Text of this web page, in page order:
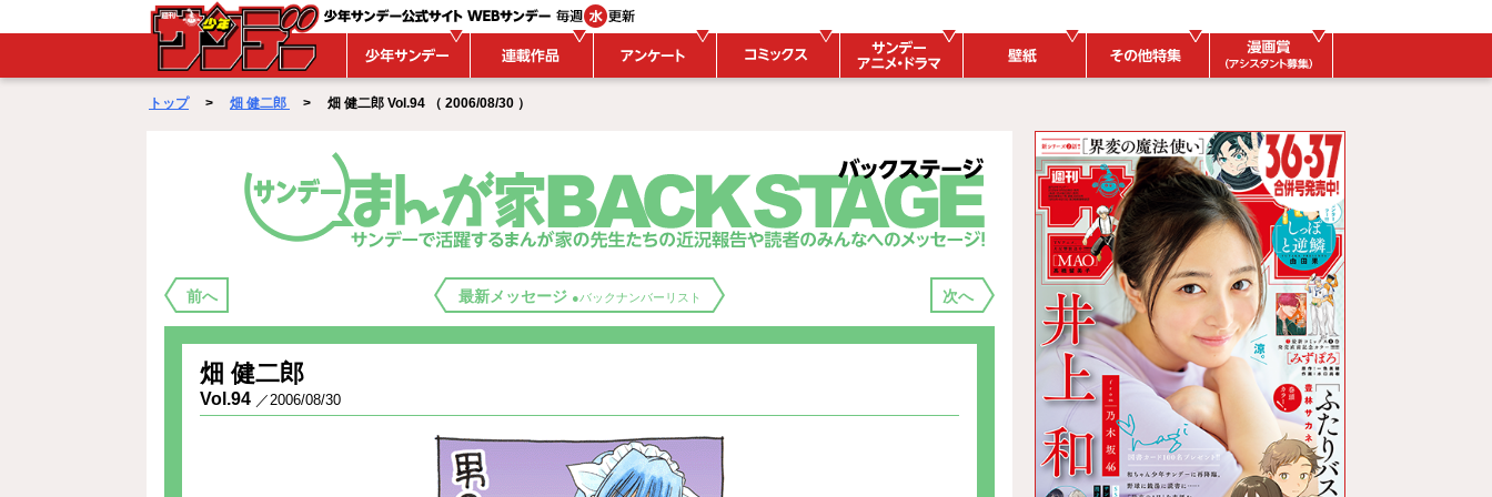
WEBサンデー
トップ> 畑 健二郎 > 畑 健二郎 Vol.94 （ 2006/08/30 ）
前へ 最新メッセージ ●バックナンバーリスト 次へ
畑 健二郎
Vol.94 ／2006/08/30